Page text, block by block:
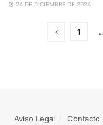
24 DE DICIEMBRE DE 2024
1
Aviso Legal Contacto